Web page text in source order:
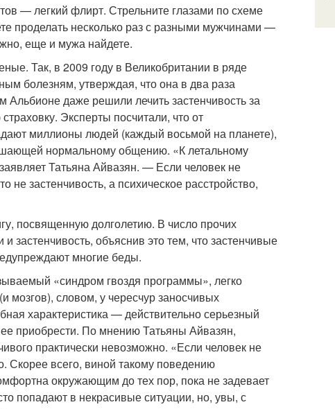
— легкий флирт. Стрельните глазами по схеме
проделать несколько раз с разными мужчинами —
еще и мужа найдете.
Так, в 2009 году в Великобритании в ряде
болезням, утверждая, что она в два раза
Альбионе даже решили лечить застенчивость за
Эксперты посчитали, что от
миллионы людей (каждый восьмой на планете),
нормальному общению. «К летальному
Татьяна Айвазян. — Если человек не
не застенчивость, а психическое расстройство,
посвященную долголетию. В число прочих
застенчивость, объяснив это тем, что застенчивые
многие беды.
«синдром гвоздя программы», легко
мозгов), словом, у чересчур заносчивых
характеристика — действительно серьезный
ее приобрести. По мнению Татьяны Айвазян,
практически невозможно. «Если человек не
Скорее всего, виной такому поведению
окружающим до тех пор, пока не задевает
попадают в некрасивые ситуации, но, увы, с